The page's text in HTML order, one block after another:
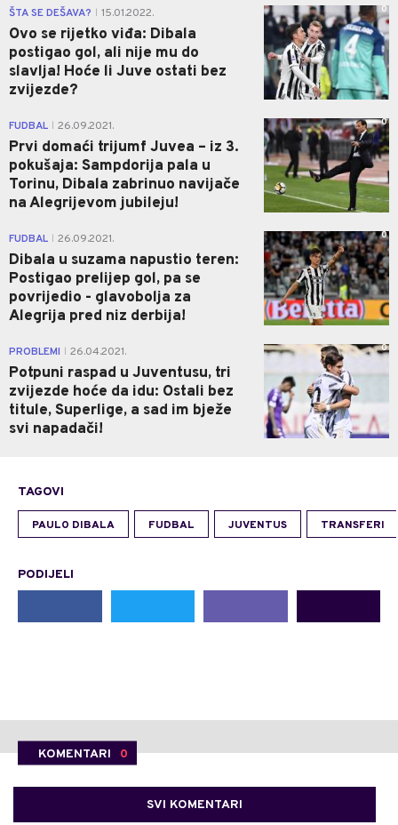
ŠTA SE DEŠAVA? 15.01.2022.
Ovo se rijetko viđa: Dibala
postigao gol, ali nije mu do
slavlja! Hoće li Juve ostati bez
zvijezde?
0
FUDBAL 26.09.2021.
Prvi domaći trijumf Juvea – iz 3.
pokušaja: Sampdorija pala u
Torinu, Dibala zabrinuo navijače
na Alegrijevom jubileju!
0
FUDBAL 26.09.2021.
Dibala u suzama napustio teren:
Postigao prelijep gol, pa se
povrijedio - glavobolja za
Alegrija pred niz derbija!
0
PROBLEMI 26.04.2021.
Potpuni raspad u Juventusu, tri
zvijezde hoće da idu: Ostali bez
titule, Superlige, a sad im bježe
svi napadači!
0
TAGOVI
PAULO DIBALA FUDBAL JUVENTUS TRANSFERI
PODIJELI
KOMENTARI 0
SVI KOMENTARI